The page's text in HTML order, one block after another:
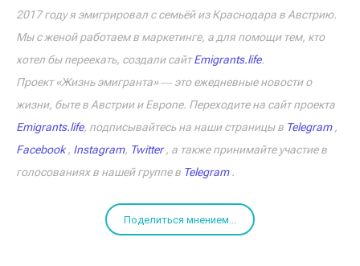
2017 году я эмигрировал с семьёй из Краснодара в Австрию.
Мы с женой работаем в маркетинге, а для помощи тем, кто
хотел бы переехать, создали сайтEmigrants.life.
Проект «Жизнь эмигранта» ― это ежедневные новости о
жизни, быте в Австрии и Европе. Переходите на сайт проекта
Emigrants.life, подписывайтесь на наши страницы в Telegram,
Facebook, Instagram, Twitter, а также принимайте участие в
голосованиях в нашей группе в Telegram.
Поделиться мнением...